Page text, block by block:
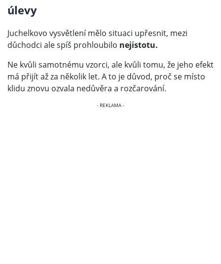
úlevy
Juchelkovo vysvětlení mělo situaci upřesnit, mezi
důchodci ale spíš prohloubilo nejistotu.
Ne kvůli samotnému vzorci, ale kvůli tomu, že jeho efekt
má přijít až za několik let. A to je důvod, proč se místo
klidu znovu ozvala nedůvěra a rozčarování.